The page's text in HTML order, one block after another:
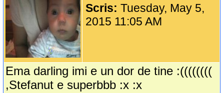
Scris:Tuesday, May 5,
2015 11:05 AM
Ema darling imi e un dor de tine :((((((((
,Stefanut e superbbb :x :x